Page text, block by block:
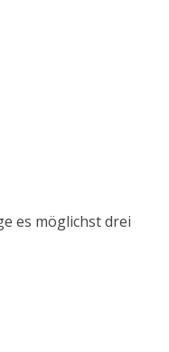
es möglichst drei